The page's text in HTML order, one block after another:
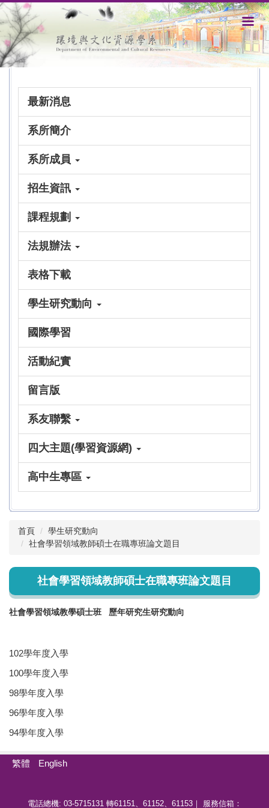
跳
到
主
要
內
容
最新消息
系所簡介
系所成員
招生資訊
課程規劃
法規辦法
表格下載
學生研究動向
國際學習
活動紀實
留言版
系友聯繫
四大主題(學習資源網)
高中生專區
首頁
學生研究動向
社會學習領域教師碩士在職專班論文題目
社會學習領域教師碩士在職專班論文題目
社會學習領域教學碩士班 歷年研究生研究動向
102學年度入學
100學年度入學
98學年度入學
96學年度入學
94學年度入學
繁體 English
電話總機: 03-5715131 轉61151、61152、61153｜ 服務信箱：